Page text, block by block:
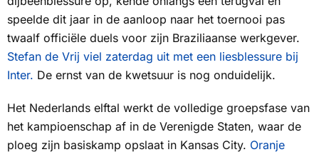
speelde dit jaar in de aanloop naar het toernooi pas
twaalf officiële duels voor zijn Braziliaanse werkgever.
Stefan de Vrij viel zaterdag uit met een liesblessure bij
Inter. De ernst van de kwetsuur is nog onduidelijk.
Het Nederlands elftal werkt de volledige groepsfase van
het kampioenschap af in de Verenigde Staten, waar de
ploeg zijn basiskamp opslaat in Kansas City. Oranje